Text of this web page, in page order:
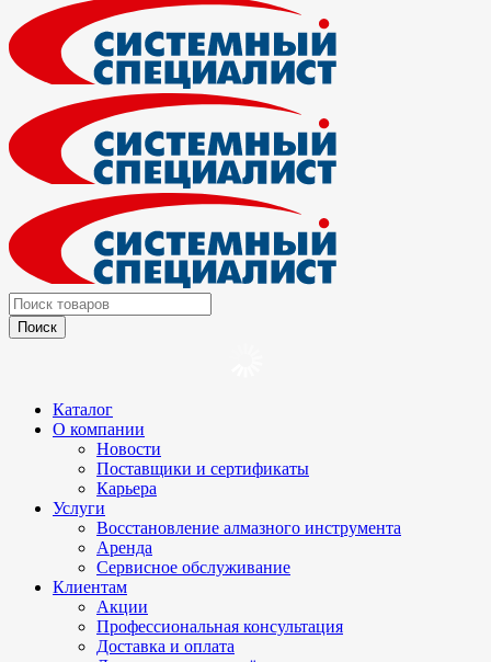
Каталог
О компании
Новости
Поставщики и сертификаты
Карьера
Услуги
Восстановление алмазного инструмента
Аренда
Сервисное обслуживание
Клиентам
Акции
Профессиональная консультация
Доставка и оплата